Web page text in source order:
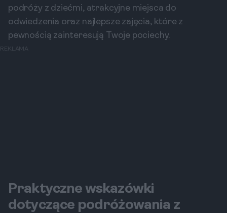
podróży z dziećmi, atrakcyjne miejsca do
odwiedzenia oraz najlepsze zajęcia, które z
pewnością zainteresują Twoje pociechy.
REKLAMA
Praktyczne wskazówki
dotyczące podróżowania z